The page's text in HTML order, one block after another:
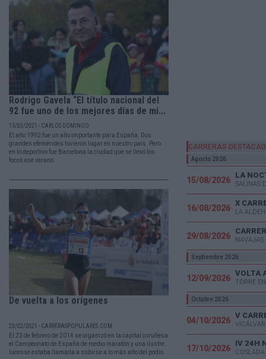
Rodrigo Gavela “El título nacional del
92 fue uno de los mejores días de mi...
15/03/2021 - CARLOS DOMINGO
El año 1992 fue un año importante para España. Dos
grandes efemérides tuvieron lugar en nuestro país. Pero
en lo deportivo fue Barcelona la ciudad que se llevó los
focos ese verano.
De vuelta a los orígenes
23/02/2021 - CARRERASPOPULARES.COM
El 23 de febrero de 2014 se organizó en la capital coruñesa
el Campeonato de España de medio maratón y una ilustre
lucense estaba llamada a subirse a lo más alto del podio.
CARRERAS
Agosto 2026
15/08/2026
LA
SALINAS
16/08/2026
X
LA
29/08/2026
Septiembre 2026
12/09/2026
VOLTA
TORRE
Octubre 2026
04/10/2026
17/10/2026
IV 24H